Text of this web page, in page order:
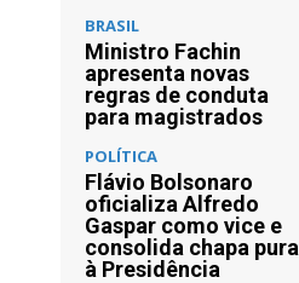
BRASIL
Ministro Fachin
apresenta novas
regras de conduta
para magistrados
POLÍTICA
Flávio Bolsonaro
oficializa Alfredo
Gaspar como vice e
consolida chapa pura
à Presidência